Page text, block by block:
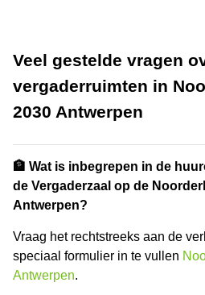
Veel gestelde vragen
vergaderruimten in
2030 Antwerpen
🏦 Wat is inbegrepen in de
de Vergaderzaal op de
Antwerpen?
Vraag het rechtstreeks aan de
speciaal formulier in te vullen
Antwerpen.